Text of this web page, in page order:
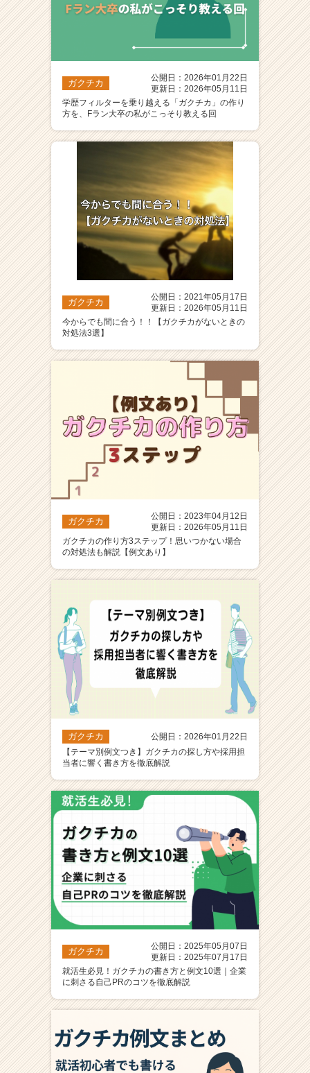
就
キ
リ
e
r
C
a
ガクチカ
公開日：2026年01月22日
更新日：2026年05月11日
学歴フィルターを乗り越える「ガクチカ」の作り
方を、Fラン大卒の私がこっそり教える回
ガクチカ
公開日：2021年05月17日
更新日：2026年05月11日
今からでも間に合う！！【ガクチカがないときの
対処法3選】
ガクチカ
公開日：2023年04月12日
更新日：2026年05月11日
ガクチカの作り方3ステップ！思いつかない場合
の対処法も解説【例文あり】
ガクチカ
公開日：2026年01月22日
【テーマ別例文つき】ガクチカの探し方や採用担
当者に響く書き方を徹底解説
ガクチカ
公開日：2025年05月07日
更新日：2025年07月17日
就活生必見！ガクチカの書き方と例文10選｜企業
に刺さる自己PRのコツを徹底解説